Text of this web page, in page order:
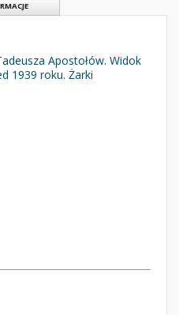
Apostołów. Widok
1939 roku. Żarki